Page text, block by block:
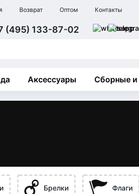
Возврат Оптом Контакты
(495) 133-87-02
Аксессуары Сборные
Брелки Флаги